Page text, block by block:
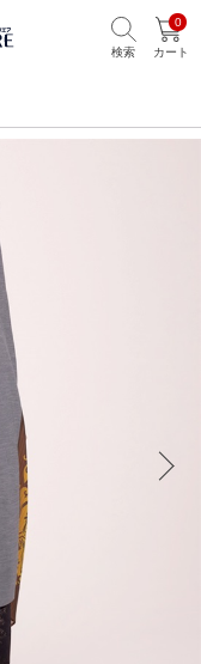
検索
0
カート